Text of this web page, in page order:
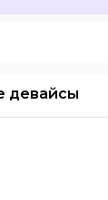
девайсы